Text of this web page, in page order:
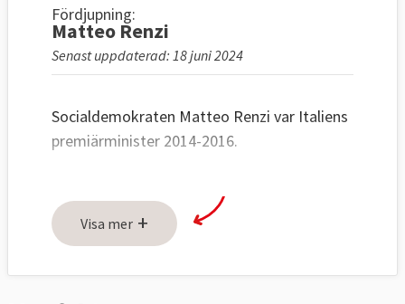
Fördjupning:
Matteo Renzi
Senast uppdaterad: 18 juni 2024
Socialdemokraten Matteo Renzi var Italiens
premiärminister 2014-2016.
Visa mer +